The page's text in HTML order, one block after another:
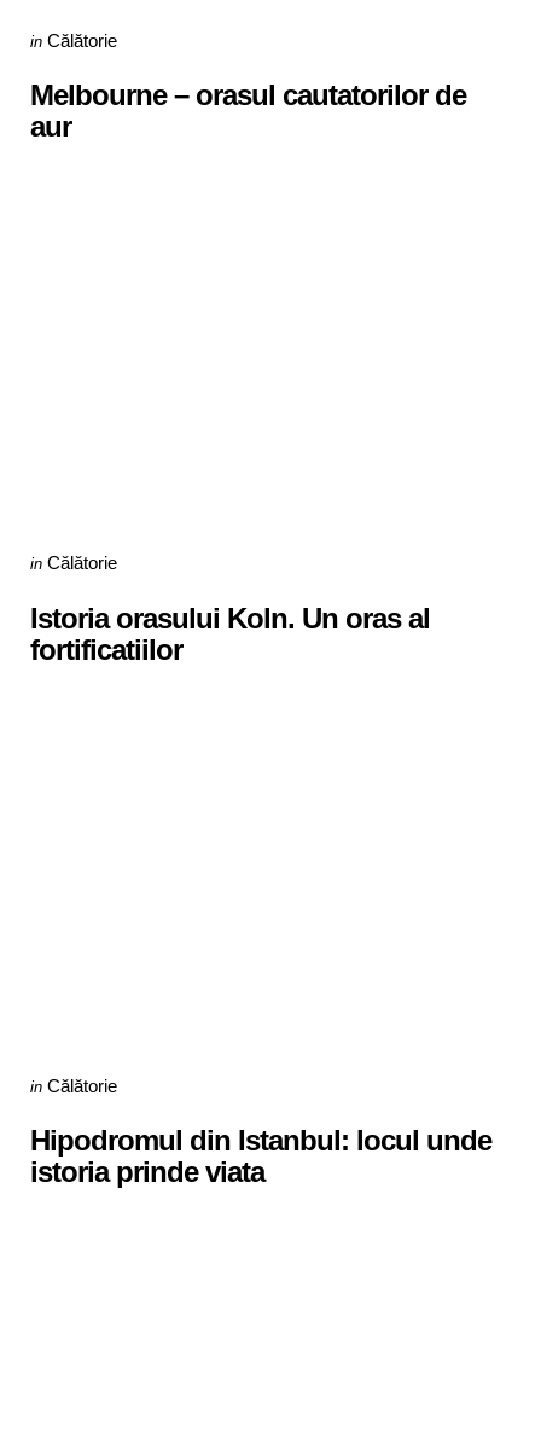
Categories
Posted
in Călătorie
Melbourne – orasul cautatorilor de
aur
Categories
Posted
in Călătorie
Istoria orasului Koln. Un oras al
fortificatiilor
Categories
Posted
in Călătorie
Hipodromul din Istanbul: locul unde
istoria prinde viata